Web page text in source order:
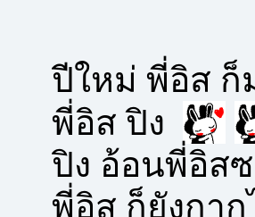
ปีใหม่ พี่อิส
พี่อิส ปิง
ปิง อ้อนพี่อิส
พี่อิส ก็ยังกา